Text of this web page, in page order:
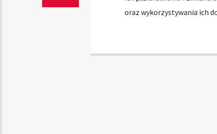
oraz wykorzystywania ich